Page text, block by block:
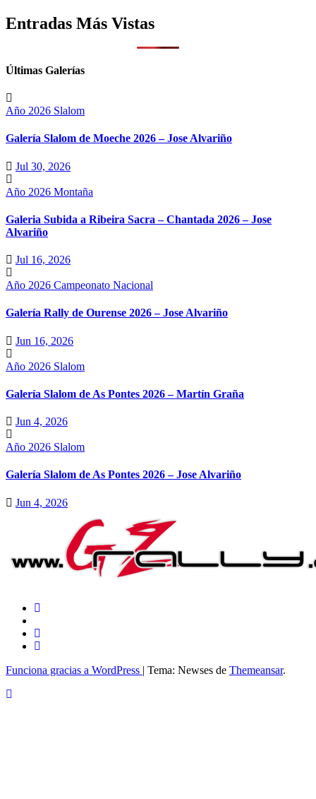
Entradas Más Vistas
Últimas Galerías
Año 2026 Slalom
Galería Slalom de Moeche 2026 – Jose Alvariño
Jul 30, 2026
Año 2026 Montaña
Galeria Subida a Ribeira Sacra – Chantada 2026 – Jose
Alvariño
Jul 16, 2026
Año 2026 Campeonato Nacional
Galería Rally de Ourense 2026 – Jose Alvariño
Jun 16, 2026
Año 2026 Slalom
Galería Slalom de As Pontes 2026 – Martín Graña
Jun 4, 2026
Año 2026 Slalom
Galería Slalom de As Pontes 2026 – Jose Alvariño
Jun 4, 2026
Funciona gracias a WordPress | Tema: Newses de Themeansar.